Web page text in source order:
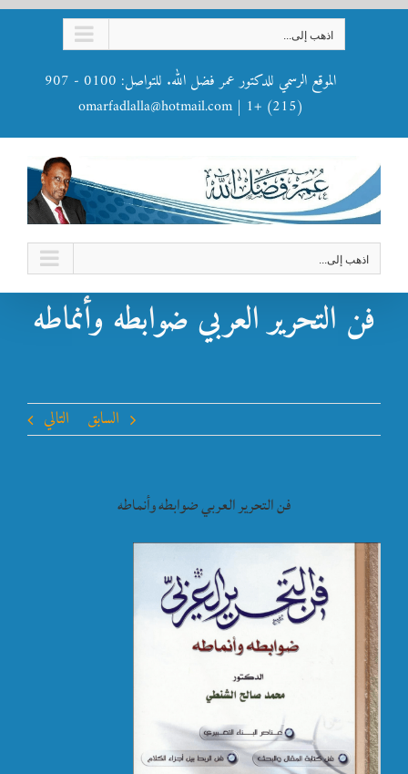
اذهب إلى...
الموقع الرسمي للدكتور عمر فضل الله. للتواصل: 0100 - 907
(215) +1
|
omarfadlalla@hotmail.com
اذهب إلى...
فن التحرير العربي ضوابطه وأنماطه
السابق التالي
فن التحرير العربي ضوابطه وأنماطه